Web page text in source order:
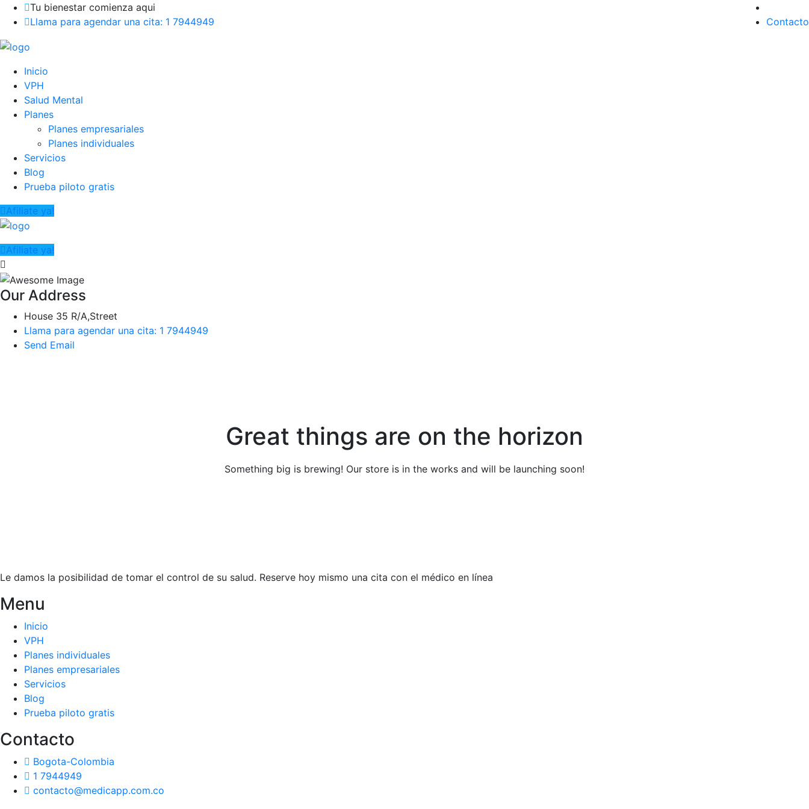
Tu bienestar comienza aqui
Llama para agendar una cita: 1 7944949
Contacto
Inicio
VPH
Salud Mental
Planes
Planes empresariales
Planes individuales
Servicios
Blog
Prueba piloto gratis
Afiliate ya!
Afiliate ya!
Our Address
House 35 R/A,Street
Llama para agendar una cita: 1 7944949
Send Email
Great things are on the horizon
Something big is brewing! Our store is in the works and will be launching soon!
Le damos la posibilidad de tomar el control de su salud. Reserve hoy mismo una cita con el médico en línea
Menu
Inicio
VPH
Planes individuales
Planes empresariales
Servicios
Blog
Prueba piloto gratis
Contacto
Bogota-Colombia
1 7944949
contacto@medicapp.com.co